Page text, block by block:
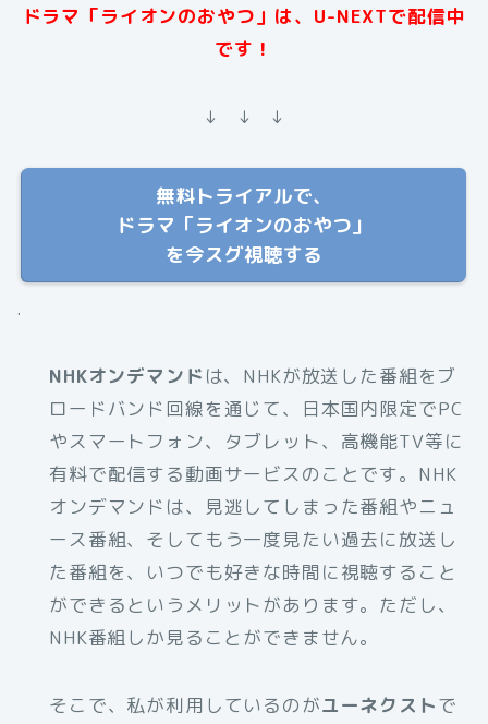
ドラマ「ライオンのおやつ」は、U-NEXTで配信中
です！
↓ ↓ ↓
無料トライアルで、
ドラマ「ライオンのおやつ」
を今スグ視聴する
.
NHKオンデマンド は、NHKが放送した番組をブ
ロードバンド回線を通じて、日本国内限定でPC
やスマートフォン、タブレット、高機能TV等に
有料で配信する動画サービスのことです。NHK
オンデマンドは、見逃してしまった番組やニュ
ース番組、そしてもう一度見たい過去に放送し
た番組を、いつでも好きな時間に視聴すること
ができるというメリットがあります。ただし、
NHK番組しか見ることができません。
そこで、私が利用しているのがユーネクストで